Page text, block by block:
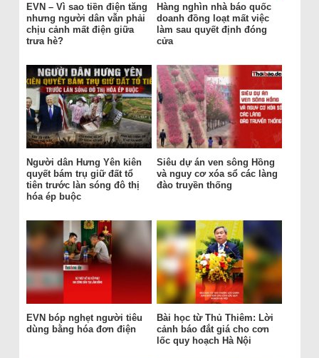
EVN – Vì sao tiền điện tăng
nhưng người dân vẫn phải
chịu cảnh mất điện giữa
trưa hè?
Hàng nghìn nhà báo quốc
doanh đồng loạt mất việc
làm sau quyết định đóng
cửa
Người dân Hưng Yên kiên
quyết bám trụ giữ đất tổ
tiên trước làn sóng đô thị
hóa ép buộc
Siêu dự án ven sông Hồng
và nguy cơ xóa sổ các làng
đào truyền thống
EVN bóp nghẹt người tiêu
dùng bằng hóa đơn điện
Bài học từ Thủ Thiêm: Lời
cảnh báo đắt giá cho cơn
lốc quy hoạch Hà Nội